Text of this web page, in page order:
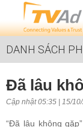
DANH SÁCH
Đã lâu
Cập nhật 05:35 | 15/
“Đã lâu không